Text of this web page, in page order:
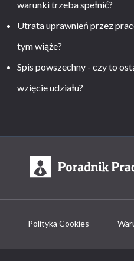
warunki trzeba spełnić?
Utrata uprawnień przez
tym wiąże?
Spis powszechny - czy to
wzięcie udziału?
Polityka Cookies